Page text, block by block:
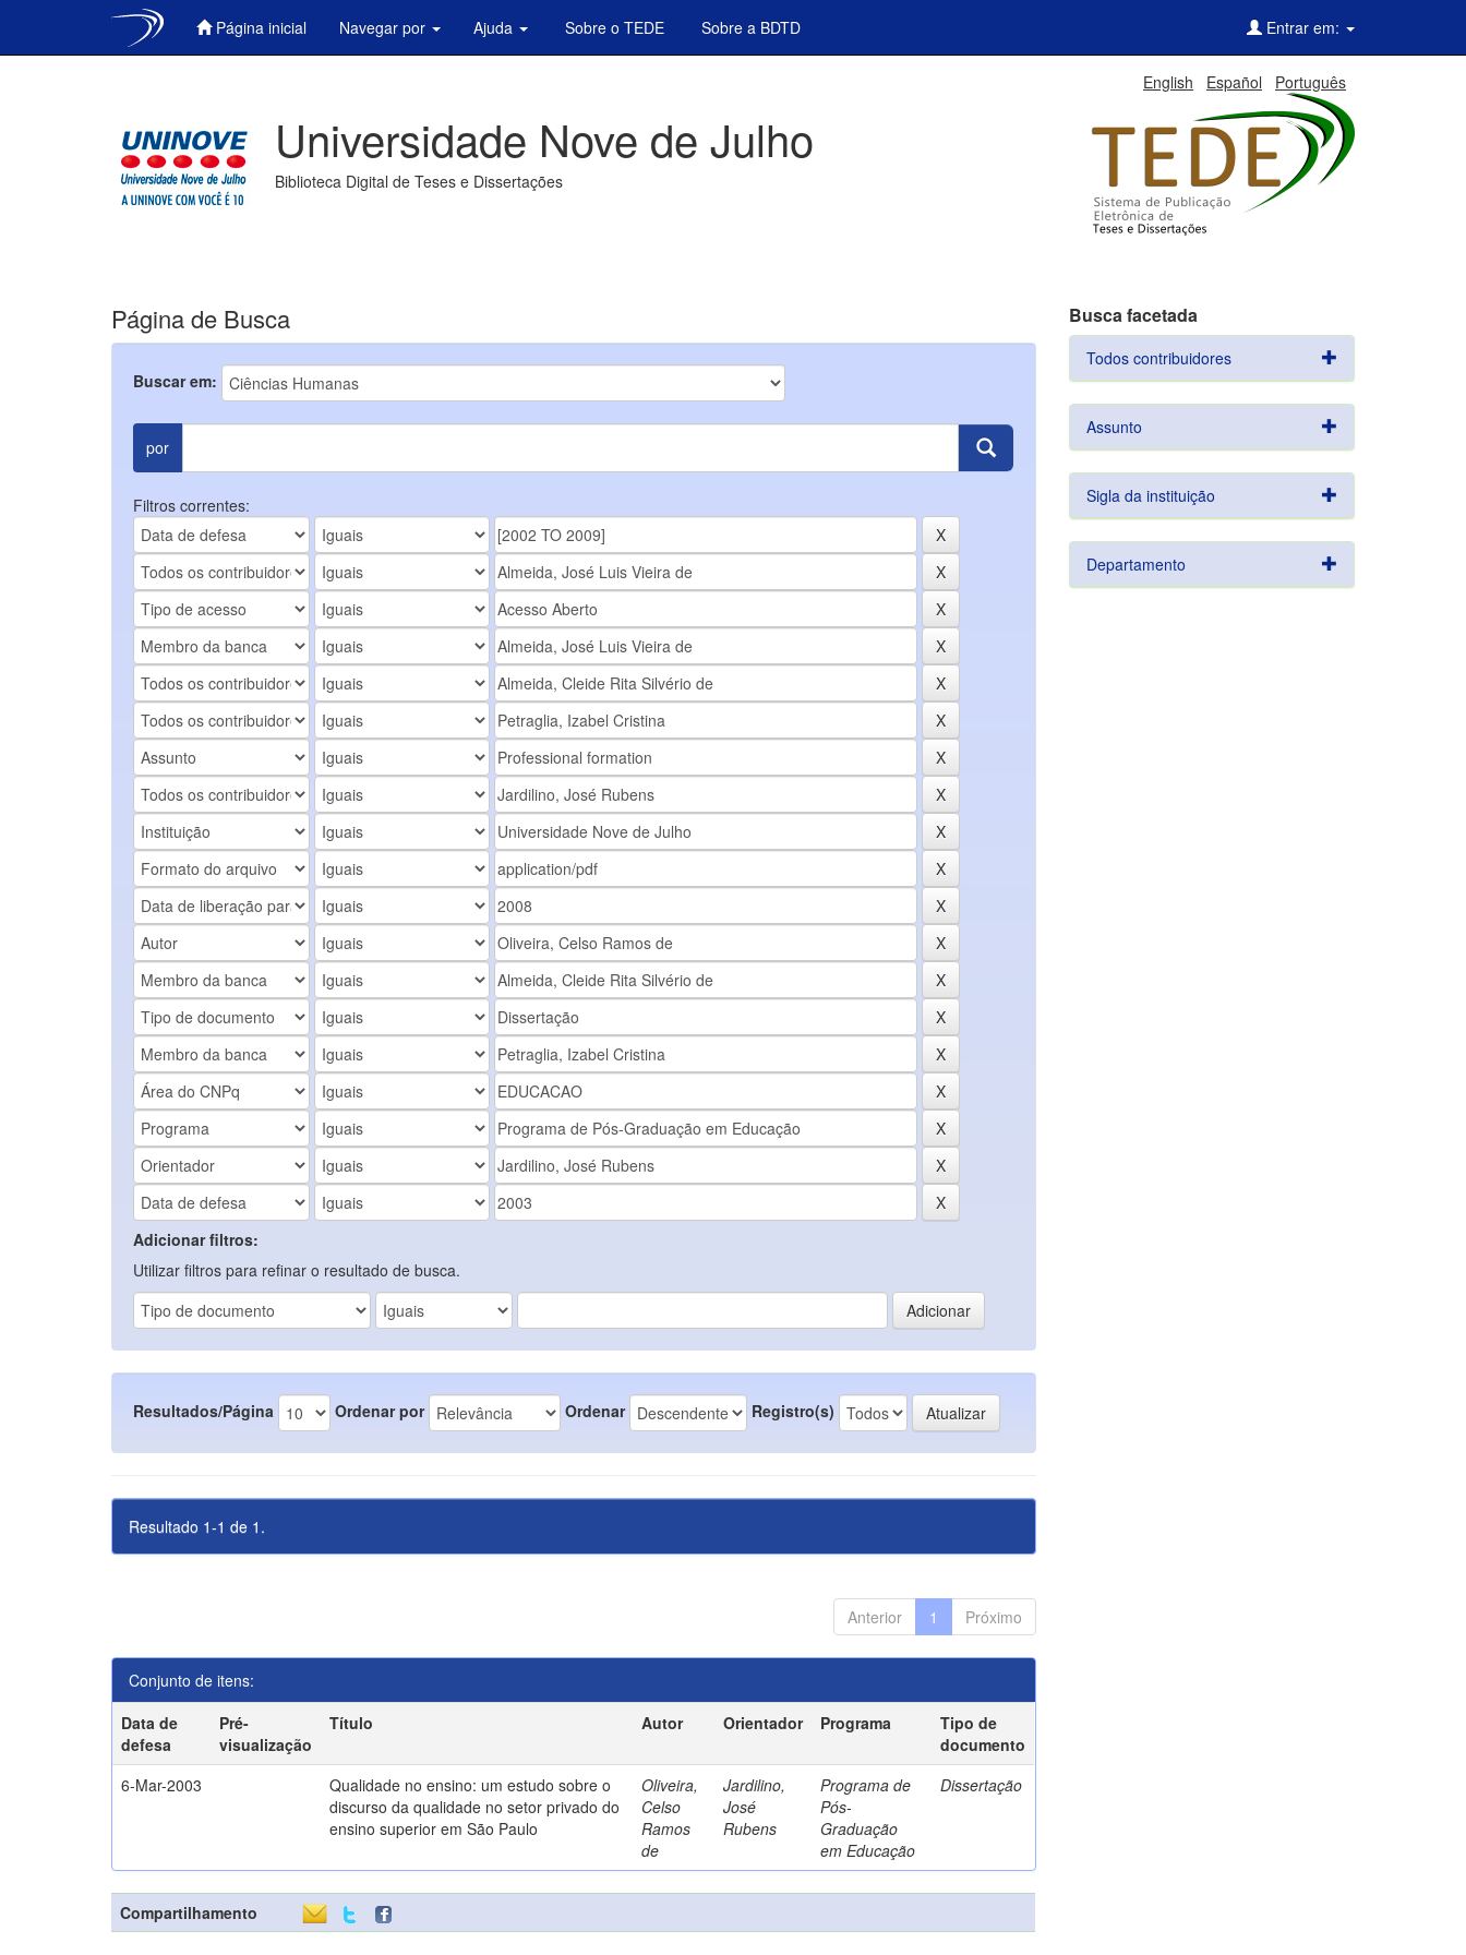
Página inicial Navegar por Ajuda Sobre o TEDE Sobre a BDTD Entrar em:
English Español Português
Universidade Nove de Julho
Biblioteca Digital de Teses e Dissertações
Página de Busca
Buscar em:
por
Filtros correntes:
Adicionar filtros:
Utilizar filtros para refinar o resultado de busca.
Resultados/Página Ordenar por Ordenar Registro(s)
Resultado 1-1 de 1.
Anterior 1 Próximo
Conjunto de itens:
Data de
defesa
Pré-
visualização
Título Autor Orientador Programa
Tipo de
documento
6-Mar-2003
Qualidade no ensino: um estudo sobre o
discurso da qualidade no setor privado do
ensino superior em São Paulo
Oliveira,
Celso
Ramos
de
Jardilino,
José
Rubens
Programa de
Pós-
Graduação
em Educação
Dissertação
Compartilhamento
Busca facetada
Todos contribuidores
Assunto
Sigla da instituição
Departamento